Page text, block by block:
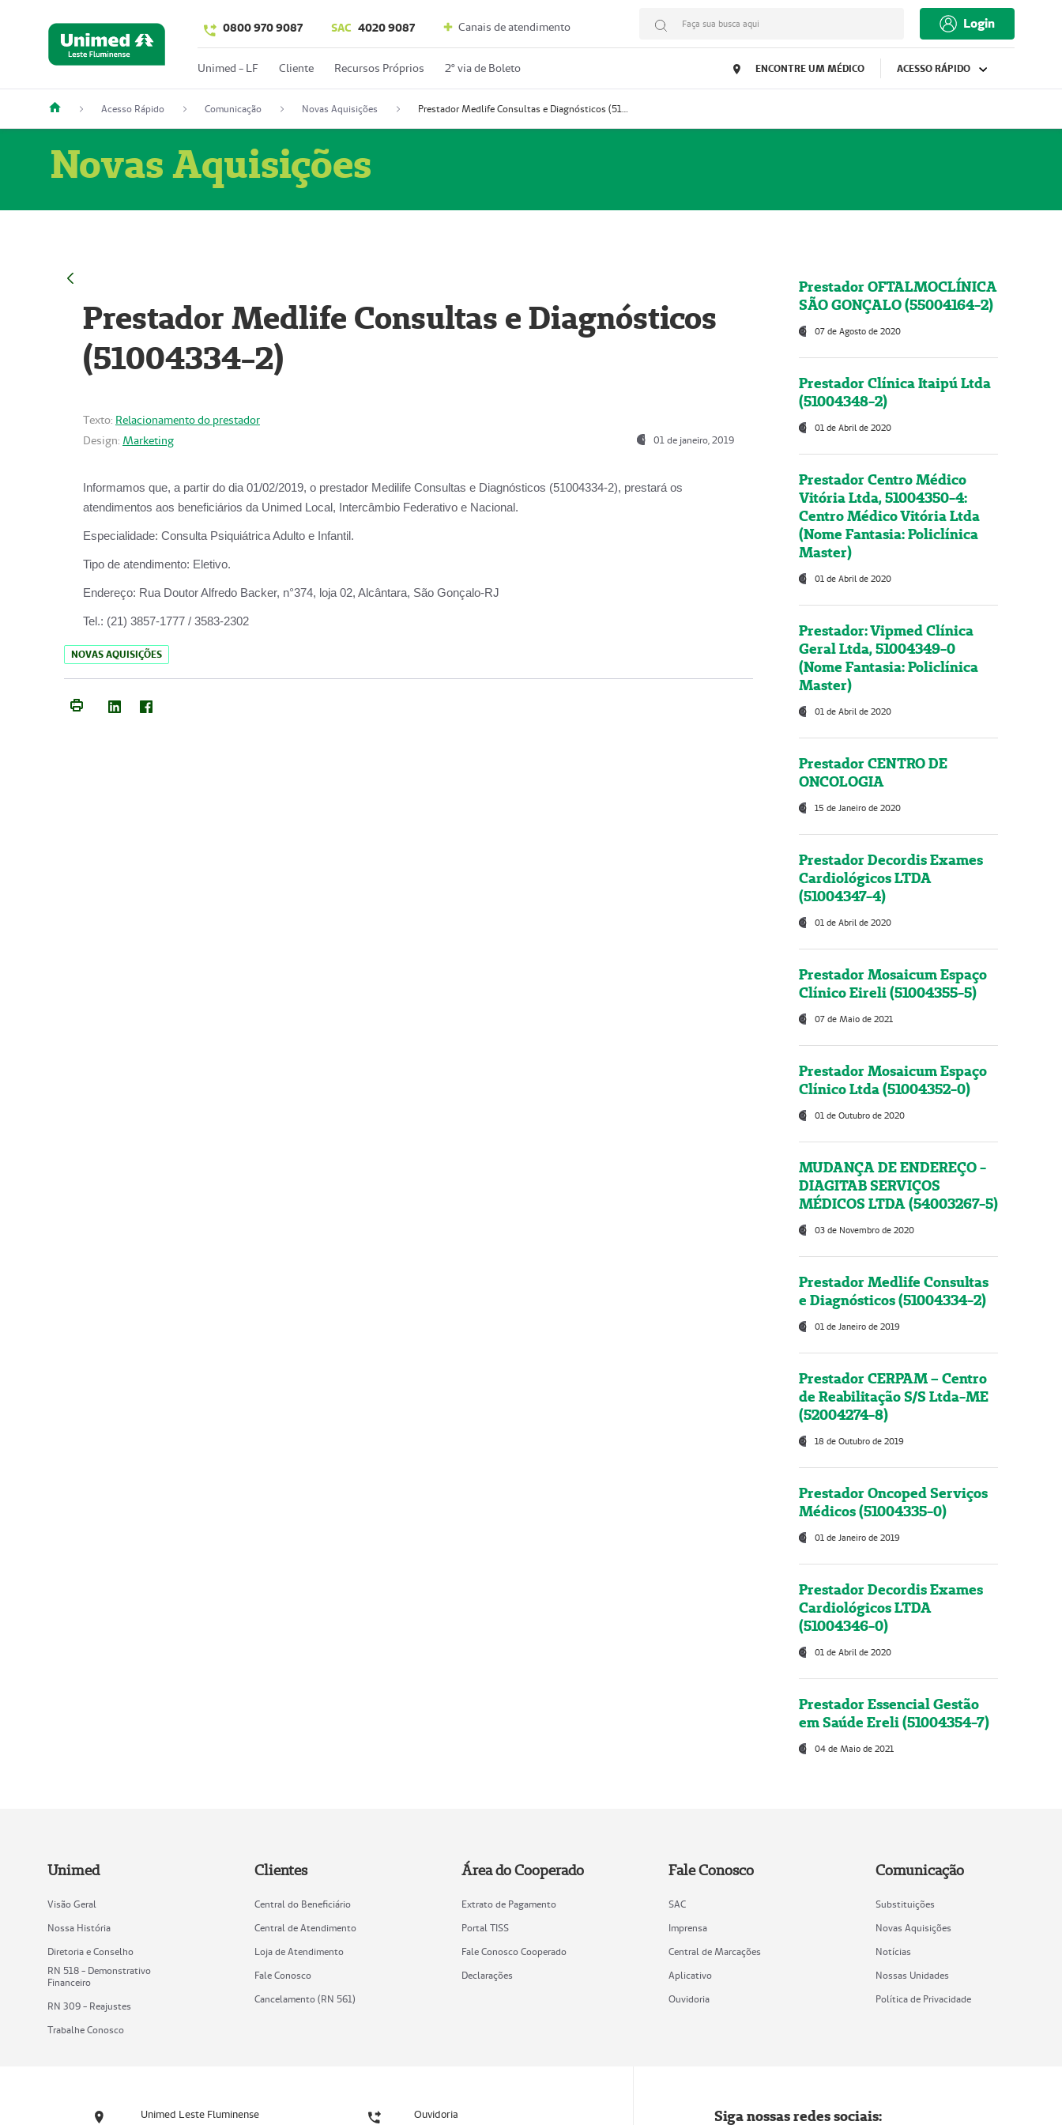
0800 970 9087 SAC 4020 9087 Canais de atendimento Faça sua busca aqui Login
Unimed - LF Cliente Recursos Próprios 2º via de Boleto ENCONTRE UM MÉDICO ACESSO RÁPIDO
Acesso Rápido Comunicação Novas Aquisições Prestador Medlife Consultas e Diagnósticos (51004334-2)
Novas Aquisições
Prestador Medlife Consultas e Diagnósticos
(51004334-2)
Texto: Relacionamento do prestador
Design: Marketing 01 de janeiro, 2019
Informamos que, a partir do dia 01/02/2019, o prestador Medilife Consultas e Diagnósticos (51004334-2), prestará os
atendimentos aos beneficiários da Unimed Local, Intercâmbio Federativo e Nacional.
Especialidade: Consulta Psiquiátrica Adulto e Infantil.
Tipo de atendimento: Eletivo.
Endereço: Rua Doutor Alfredo Backer, n°374, loja 02, Alcântara, São Gonçalo-RJ
Tel.: (21) 3857-1777 / 3583-2302
NOVAS AQUISIÇÕES
Prestador OFTALMOCLÍNICA
SÃO GONÇALO (55004164-2)
07 de Agosto de 2020
Prestador Clínica Itaipú Ltda
(51004348-2)
01 de Abril de 2020
Prestador Centro Médico
Vitória Ltda, 51004350-4:
Centro Médico Vitória Ltda
(Nome Fantasia: Policlínica
Master)
01 de Abril de 2020
Prestador: Vipmed Clínica
Geral Ltda, 51004349-0
(Nome Fantasia: Policlínica
Master)
01 de Abril de 2020
Prestador CENTRO DE
ONCOLOGIA
15 de Janeiro de 2020
Prestador Decordis Exames
Cardiológicos LTDA
(51004347-4)
01 de Abril de 2020
Prestador Mosaicum Espaço
Clínico Eireli (51004355-5)
07 de Maio de 2021
Prestador Mosaicum Espaço
Clínico Ltda (51004352-0)
01 de Outubro de 2020
MUDANÇA DE ENDEREÇO -
DIAGITAB SERVIÇOS
MÉDICOS LTDA (54003267-5)
03 de Novembro de 2020
Prestador Medlife Consultas
e Diagnósticos (51004334-2)
01 de Janeiro de 2019
Prestador CERPAM – Centro
de Reabilitação S/S Ltda-ME
(52004274-8)
18 de Outubro de 2019
Prestador Oncoped Serviços
Médicos (51004335-0)
01 de Janeiro de 2019
Prestador Decordis Exames
Cardiológicos LTDA
(51004346-0)
01 de Abril de 2020
Prestador Essencial Gestão
em Saúde Ereli (51004354-7)
04 de Maio de 2021
Unimed
Visão Geral
Nossa História
Diretoria e Conselho
RN 518 - Demonstrativo
Financeiro
RN 309 - Reajustes
Trabalhe Conosco
Clientes
Central do Beneficiário
Central de Atendimento
Loja de Atendimento
Fale Conosco
Cancelamento (RN 561)
Área do Cooperado
Extrato de Pagamento
Portal TISS
Fale Conosco Cooperado
Declarações
Fale Conosco
SAC
Imprensa
Central de Marcações
Aplicativo
Ouvidoria
Comunicação
Substituições
Novas Aquisições
Notícias
Nossas Unidades
Política de Privacidade
Unimed Leste Fluminense Ouvidoria Siga nossas redes sociais: